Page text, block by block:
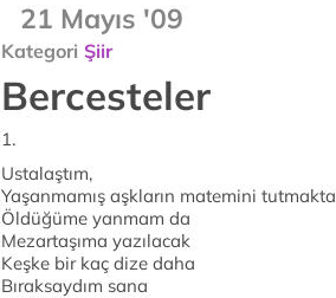
21 Mayıs '09
Kategori Şiir
Bercesteler
1.
Ustalaştım,
Yaşanmamış aşkların matemini tutmakta
Öldüğüme yanmam da
Mezartaşıma yazılacak
Keşke bir kaç dize daha
Bıraksaydım sana